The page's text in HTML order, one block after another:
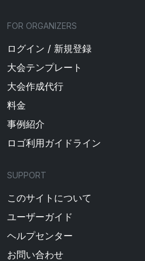
FOR ORGANIZERS
ログイン / 新規登録
大会テンプレート
大会作成代行
料金
事例紹介
ロゴ利用ガイドライン
SUPPORT
このサイトについて
ユーザーガイド
ヘルプセンター
お問い合わせ